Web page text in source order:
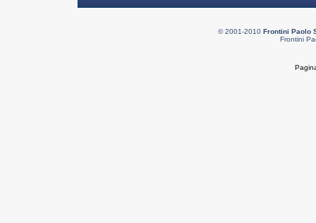
© 2001-2010 Frontini Paolo
Frontini